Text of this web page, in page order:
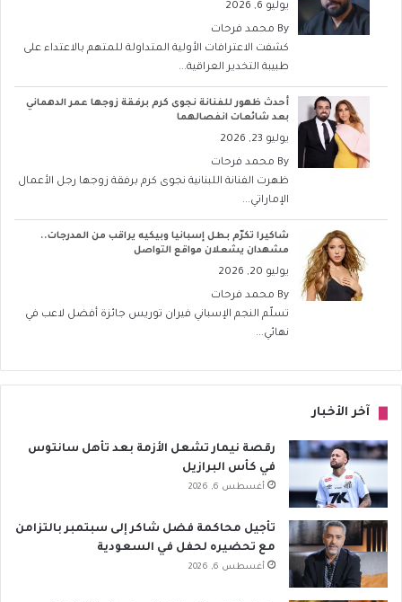
يوليو 6, 2026
By محمد فرحات
كشفت الاعترافات الأولية المتداولة للمتهم بالاعتداء على
طبيبة التخدير العراقية...
أحدث ظهور للفنانة نجوى كرم برفقة زوجها عمر الدهماني
بعد شائعات انفصالهما
يوليو 23, 2026
By محمد فرحات
ظهرت الفنانة اللبنانية نجوى كرم برفقة زوجها رجل الأعمال
الإماراتي...
شاكيرا تكرّم بطل إسبانيا وبيكيه يراقب من المدرجات..
مشهدان يشعلان مواقع التواصل
يوليو 20, 2026
By محمد فرحات
تسلّم النجم الإسباني فيران توريس جائزة أفضل لاعب في
نهائي...
آخر الأخبار
رقصة نيمار تشعل الأزمة بعد تأهل سانتوس
في كأس البرازيل
أغسطس 6, 2026
تأجيل محاكمة فضل شاكر إلى سبتمبر بالتزامن
مع تحضيره لحفل في السعودية
أغسطس 6, 2026